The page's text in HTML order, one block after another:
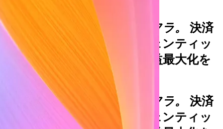
事業成長を支える金融インフラ。
決済
から組込み型金融、エージェンティッ
クコマースまで、企業の収益最大化を
支援。
事業成長を支える金融インフラ。
決済
から組込み型金融、エージェンティッ